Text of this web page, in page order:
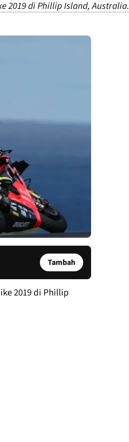
2019 di Phillip Island, Australia.
Tambah
2019 di Phillip